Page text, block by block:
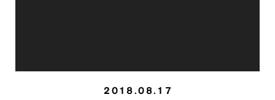
2018.08.17